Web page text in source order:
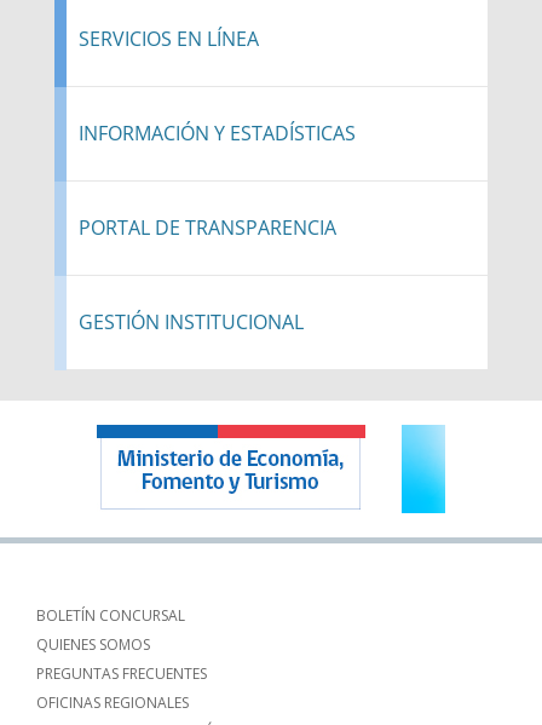
SERVICIOS EN LÍNEA
INFORMACIÓN Y ESTADÍSTICAS
PORTAL DE TRANSPARENCIA
GESTIÓN INSTITUCIONAL
BOLETÍN CONCURSAL
QUIENES SOMOS
PREGUNTAS FRECUENTES
OFICINAS REGIONALES